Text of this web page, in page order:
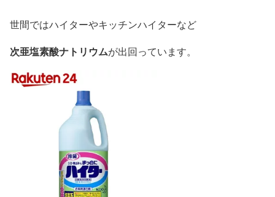
世間ではハイターやキッチンハイターなど
次亜塩素酸ナトリウムが出回っています。